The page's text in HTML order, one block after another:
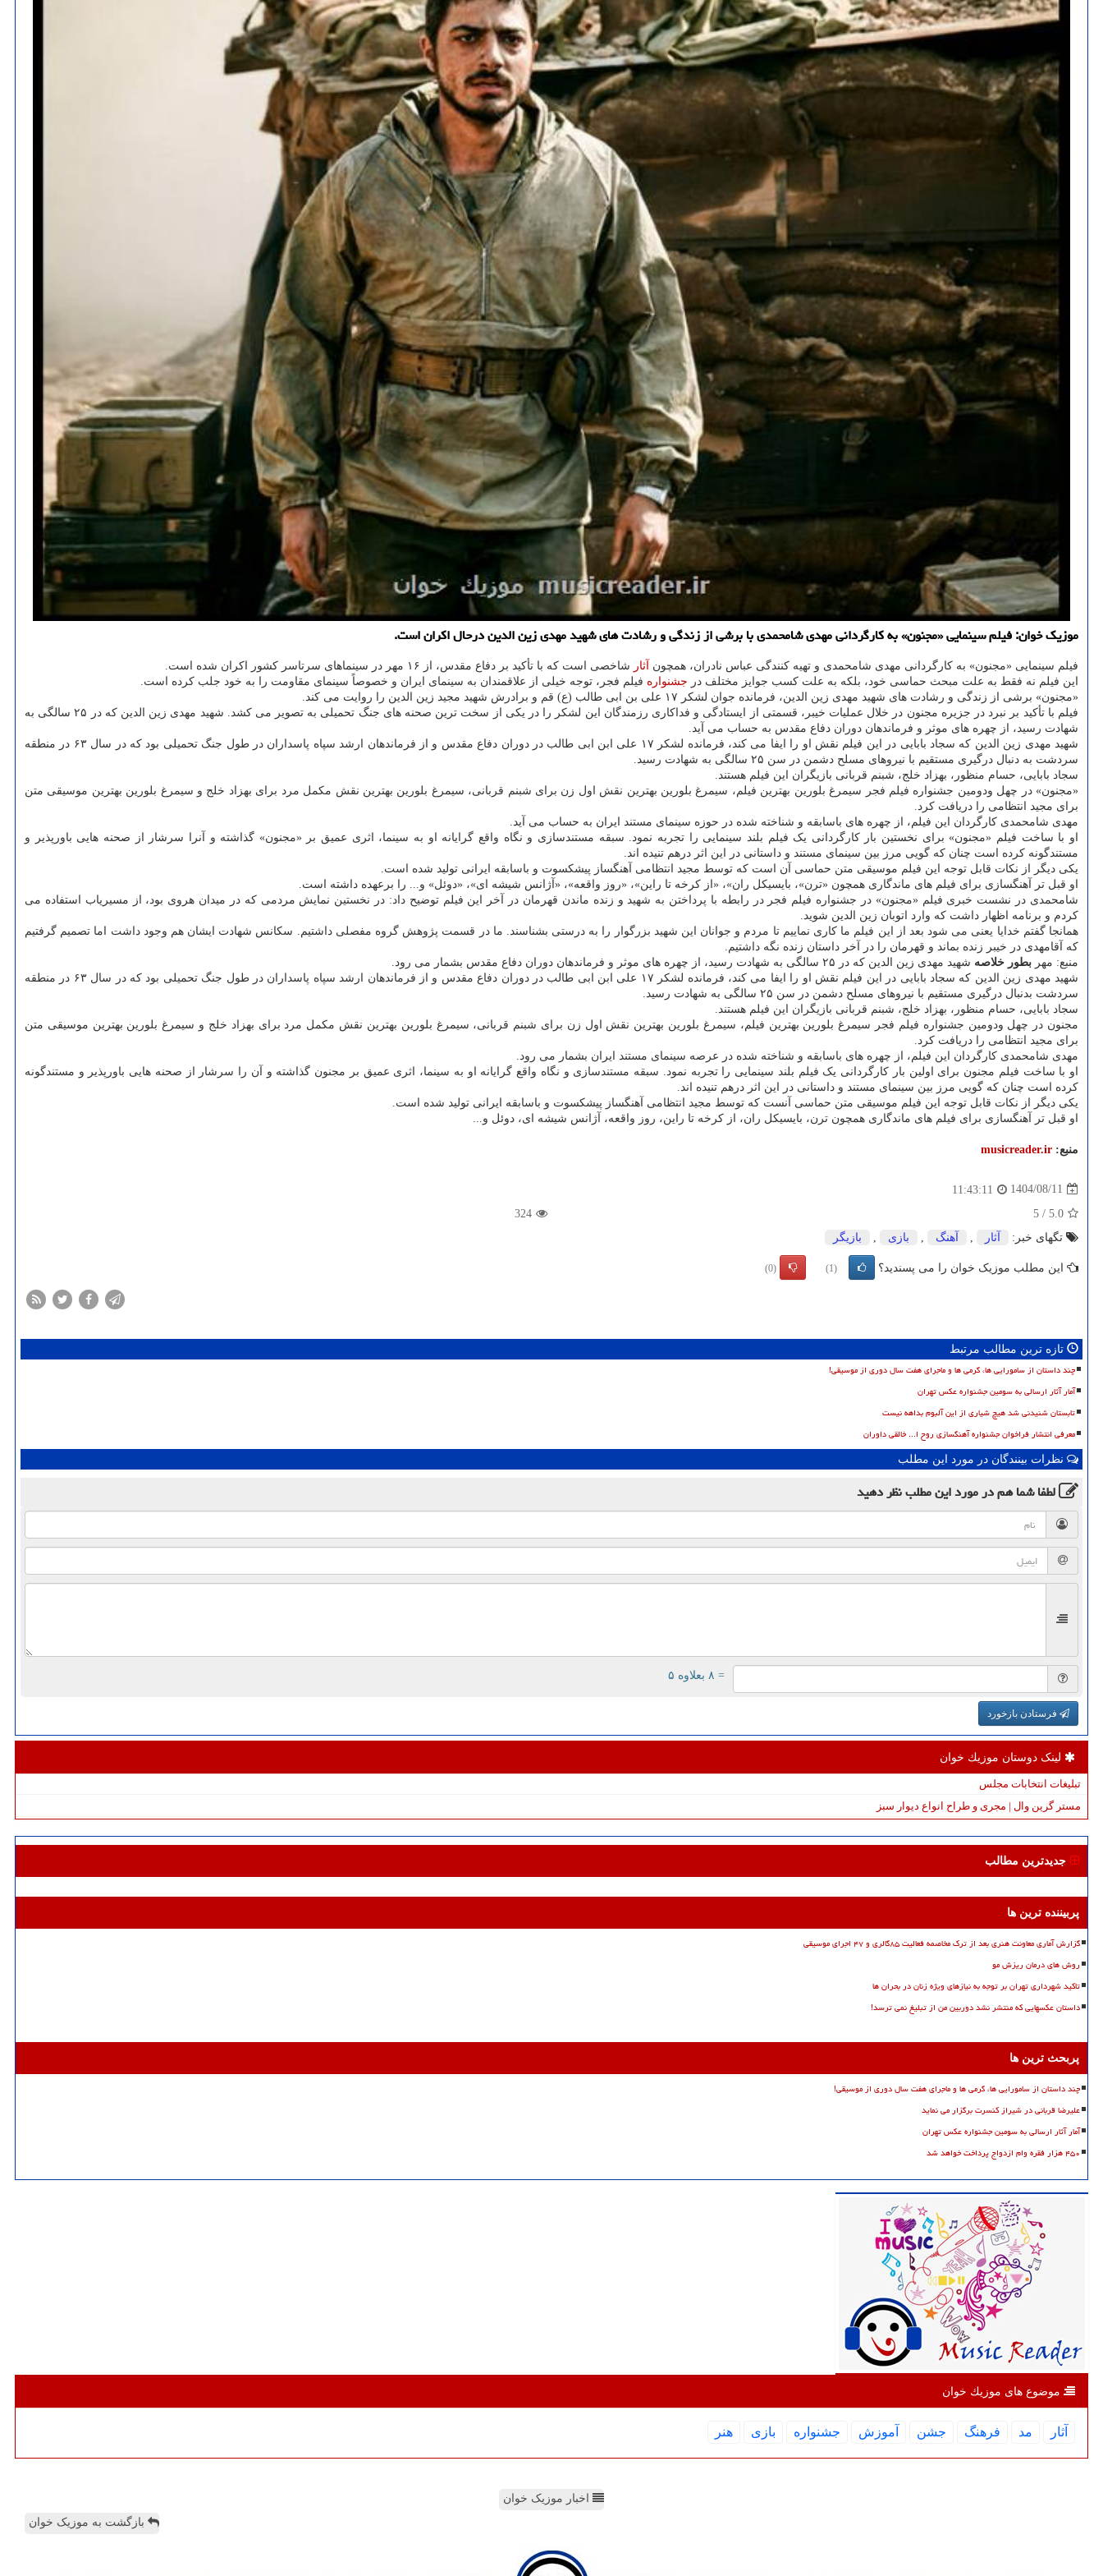
موزیک خوان: فیلم سینمایی «مجنون» به کارگردانی مهدی شامحمدی با برشی از زندگی و رشادت های شهید مهدی زین الدین درحال اکران است.
فیلم سینمایی «مجنون» به کارگردانی مهدی شامحمدی و تهیه کنندگی عباس نادران، همچون آثار شاخصی است که با تأکید بر دفاع مقدس، از ۱۶ مهر در سینماهای سرتاسر کشور اکران شده است.
این فیلم نه فقط به علت مبحث حماسی خود، بلکه به علت کسب جوایز مختلف در جشنواره فیلم فجر، توجه خیلی از علاقمندان به سینمای ایران و خصوصاً سینمای مقاومت را به خود جلب کرده است.
«مجنون» برشی از زندگی و رشادت های شهید مهدی زین الدین، فرمانده جوان لشکر ۱۷ علی بن ابی طالب (ع) قم و برادرش شهید مجید زین الدین را روایت می کند.
فیلم با تأکید بر نبرد در جزیره مجنون در خلال عملیات خیبر، قسمتی از ایستادگی و فداکاری رزمندگان این لشکر را در یکی از سخت ترین صحنه های جنگ تحمیلی به تصویر می کشد. شهید مهدی زین الدین که در ۲۵ سالگی به
شهادت رسید، از چهره های موثر و فرماندهان دوران دفاع مقدس به حساب می آید.
شهید مهدی زین الدین که سجاد بابایی در این فیلم نقش او را ایفا می کند، فرمانده لشکر ۱۷ علی ابن ابی طالب در دوران دفاع مقدس و از فرماندهان ارشد سپاه پاسداران در طول جنگ تحمیلی بود که در سال ۶۳ در منطقه
سردشت به دنبال درگیری مستقیم با نیروهای مسلح دشمن در سن ۲۵ سالگی به شهادت رسید.
سجاد بابایی، حسام منظور، بهزاد خلج، شبنم قربانی بازیگران این فیلم هستند.
«مجنون» در چهل ودومین جشنواره فیلم فجر سیمرغ بلورین بهترین فیلم، سیمرغ بلورین بهترین نقش اول زن برای شبنم قربانی، سیمرغ بلورین بهترین نقش مکمل مرد برای بهزاد خلج و سیمرغ بلورین بهترین موسیقی متن
برای مجید انتظامی را دریافت کرد.
مهدی شامحمدی کارگردان این فیلم، از چهره های باسابقه و شناخته شده در حوزه سینمای مستند ایران به حساب می آید.
او با ساخت فیلم «مجنون» برای نخستین بار کارگردانی یک فیلم بلند سینمایی را تجربه نمود. سبقه مستندسازی و نگاه واقع گرایانه او به سینما، اثری عمیق بر «مجنون» گذاشته و آنرا سرشار از صحنه هایی باورپذیر و
مستندگونه کرده است چنان که گویی مرز بین سینمای مستند و داستانی در این اثر درهم تنیده اند.
یکی دیگر از نکات قابل توجه این فیلم موسیقی متن حماسی آن است که توسط مجید انتظامی آهنگساز پیشکسوت و باسابقه ایرانی تولید شده است.
او قبل تر آهنگسازی برای فیلم های ماندگاری همچون «ترن»، بایسیکل ران»، «از کرخه تا راین»، «روز واقعه»، «آژانس شیشه ای»، «دوئل» و... را برعهده داشته است.
شامحمدی در نشست خبری فیلم «مجنون» در جشنواره فیلم فجر در رابطه با پرداختن به شهید و زنده ماندن قهرمان در آخر این فیلم توضیح داد: در نخستین نمایش مردمی که در میدان هروی بود، از مسیریاب استفاده می
کردم و برنامه اظهار داشت که وارد اتوبان زین الدین شوید.
همانجا گفتم خدایا یعنی می شود بعد از این فیلم ما کاری نماییم تا مردم و جوانان این شهید بزرگوار را به درستی بشناسند. ما در قسمت پژوهش گروه مفصلی داشتیم. سکانس شهادت ایشان هم وجود داشت اما تصمیم گرفتیم
که آقامهدی در خیبر زنده بماند و قهرمان را در آخر داستان زنده نگه داشتیم.
منبع: مهر بطور خلاصه شهید مهدی زین الدین که در ۲۵ سالگی به شهادت رسید، از چهره های موثر و فرماندهان دوران دفاع مقدس بشمار می رود.
شهید مهدی زین الدین که سجاد بابایی در این فیلم نقش او را ایفا می کند، فرمانده لشکر ۱۷ علی ابن ابی طالب در دوران دفاع مقدس و از فرماندهان ارشد سپاه پاسداران در طول جنگ تحمیلی بود که در سال ۶۳ در منطقه
سردشت بدنبال درگیری مستقیم با نیروهای مسلح دشمن در سن ۲۵ سالگی به شهادت رسید.
سجاد بابایی، حسام منظور، بهزاد خلج، شبنم قربانی بازیگران این فیلم هستند.
مجنون در چهل ودومین جشنواره فیلم فجر سیمرغ بلورین بهترین فیلم، سیمرغ بلورین بهترین نقش اول زن برای شبنم قربانی، سیمرغ بلورین بهترین نقش مکمل مرد برای بهزاد خلج و سیمرغ بلورین بهترین موسیقی متن
برای مجید انتظامی را دریافت کرد.
مهدی شامحمدی کارگردان این فیلم، از چهره های باسابقه و شناخته شده در عرصه سینمای مستند ایران بشمار می رود.
او با ساخت فیلم مجنون برای اولین بار کارگردانی یک فیلم بلند سینمایی را تجربه نمود. سبقه مستندسازی و نگاه واقع گرایانه او به سینما، اثری عمیق بر مجنون گذاشته و آن را سرشار از صحنه هایی باورپذیر و مستندگونه
کرده است چنان که گویی مرز بین سینمای مستند و داستانی در این اثر درهم تنیده اند.
یکی دیگر از نکات قابل توجه این فیلم موسیقی متن حماسی آنست که توسط مجید انتظامی آهنگساز پیشکسوت و باسابقه ایرانی تولید شده است.
او قبل تر آهنگسازی برای فیلم های ماندگاری همچون ترن، بایسیکل ران، از کرخه تا راین، روز واقعه، آژانس شیشه ای، دوئل و...
منبع: musicreader.ir
1404/08/11
11:43:11
5.0
/
5
324
تگهای خبر:
آثار , آهنگ , بازی , بازیگر
این مطلب موزیک خوان را می پسندید؟ (1)
(0)
تازه ترین مطالب مرتبط
چند داستان از سامورایی ها، گرمی ها و ماجرای هفت سال دوری از موسیقی!
آمار آثار ارسالی به سومین جشنواره عکس تهران
تابستان شنیدنی شد هیچ شیاری از این آلبوم بداهه نیست
معرفی انتشار فراخوان جشنواره آهنگسازی روح ا... خالقی داوران
نظرات بینندگان در مورد این مطلب
لطفا شما همدر مورد این مطلبنظر دهید
= ۸ بعلاوه ۵
فرستادن بازخورد
لینک دوستان موزیك خوان
تبلیغات انتخابات مجلس
مستر گرین وال | مجری و طراح انواع دیوار سبز
جدیدترین مطالب
پربیننده ترین ها
گزارش آماری معاونت هنری بعد از ترک مخاصمه فعالیت ۸۵گالری و ۴۷ اجرای موسیقی
روش های درمان ریزش مو
تاکید شهرداری تهران بر توجه به نیازهای ویژه زنان در بحران ها
داستان عکسهایی که منتشر نشد دوربین من از تبلیغ نمی ترسد!
پربحث ترین ها
چند داستان از سامورایی ها، گرمی ها و ماجرای هفت سال دوری از موسیقی!
علیرضا قربانی در شیراز کنسرت برگزار می نماید
آمار آثار ارسالی به سومین جشنواره عکس تهران
۴۵۰ هزار فقره وام ازدواج پرداخت خواهد شد
موضوع های موزیك خوان
آثار مد فرهنگ جشن آموزش جشنواره بازی هنر
اخبار موزیک خوان
بازگشت به موزیک خوان